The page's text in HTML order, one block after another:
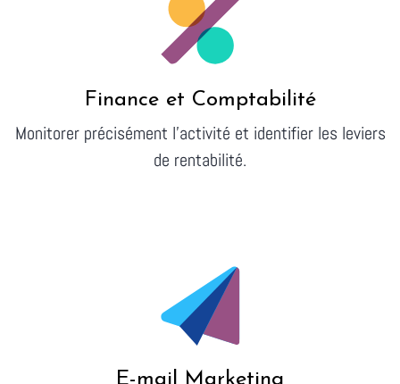
Finance et Comptabilité
Monitorer précisément l'activité et identifier les leviers
de rentabilité.
E-mail Marketing